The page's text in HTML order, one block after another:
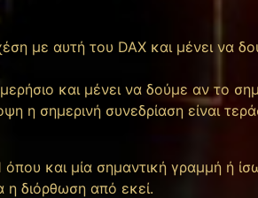
με αυτή του DAX και μένει να
και μένει να δούμε αν το
η σημερινή συνεδρίαση είναι
και μία σημαντική γραμμή ή
η διόρθωση από εκεί.